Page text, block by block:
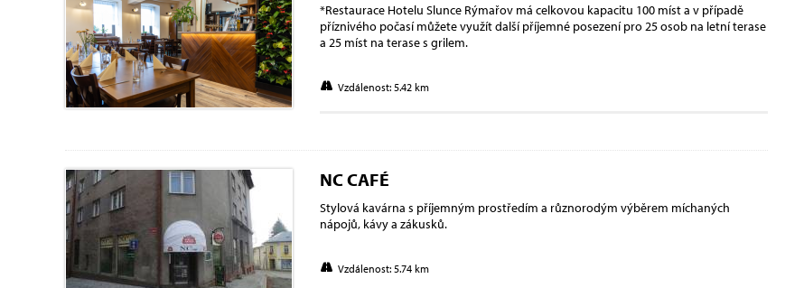
*Restaurace Hotelu Slunce Rýmařov má celkovou kapacitu 100 míst a v případě
příznivého počasí můžete využít další příjemné posezení pro 25 osob na letní terase
a 25 míst na terase s grilem.
Vzdálenost: 5.42 km
NC CAFÉ
Stylová kavárna s příjemným prostředím a různorodým výběrem míchaných
nápojů, kávy a zákusků.
Vzdálenost: 5.74 km